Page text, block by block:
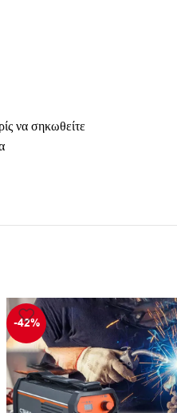
να σηκωθείτε
-42%